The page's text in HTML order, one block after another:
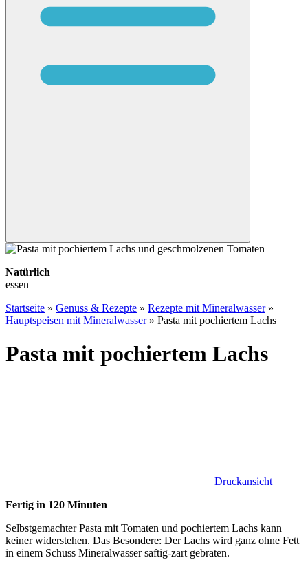
Natürlich
essen
Startseite » Genuss & Rezepte » Rezepte mit Mineralwasser»
Hauptspeisen mit Mineralwasser» Pasta mit pochiertem Lachs
Pasta mit pochiertem Lachs
Druckansicht
Fertig in 120 Minuten
Selbstgemachter Pasta mit Tomaten und pochiertem Lachs kann
keiner widerstehen. Das Besondere: Der Lachs wird ganz ohne Fett
in einem Schuss Mineralwasser saftig-zart gebraten.